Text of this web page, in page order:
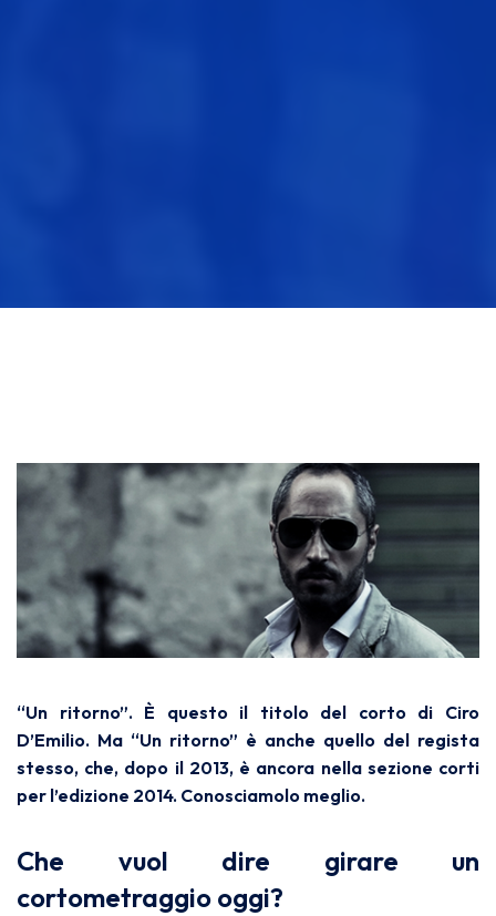
“Un ritorno”. È questo il titolo del corto di Ciro
D’Emilio. Ma “Un ritorno” è anche quello del regista
stesso, che, dopo il 2013, è ancora nella sezione corti
per l’edizione 2014. Conosciamolo meglio.
Che vuol dire girare un
cortometraggio oggi?